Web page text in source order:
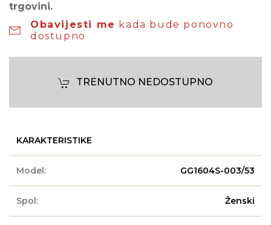
trgovini.
Obavijesti me kada bude ponovno
dostupno
TRENUTNO NEDOSTUPNO
KARAKTERISTIKE
Model: GG1604S-003/53
Spol: Ženski